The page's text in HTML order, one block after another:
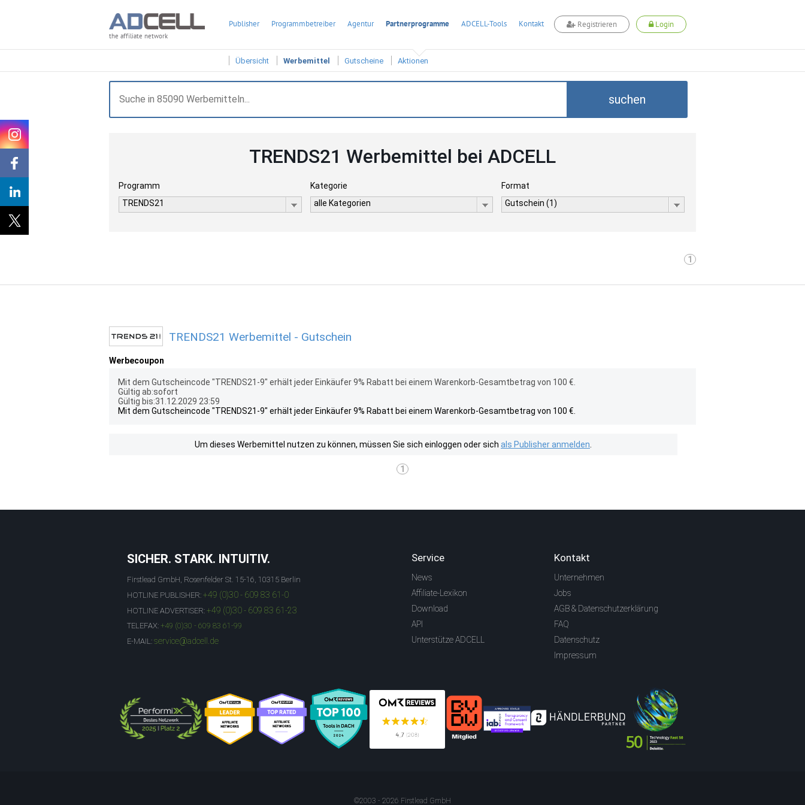
the affiliate network
Publisher Programmbetreiber Agentur Partnerprogramme ADCELL-Tools Kontakt Registrieren Login
Übersicht Werbemittel Gutscheine Aktionen
suchen
TRENDS21 Werbemittel bei ADCELL
Programm
TRENDS21
Kategorie
alle Kategorien
Format
Gutschein (1)
1
TRENDS21 Werbemittel - Gutschein
Werbecoupon
Mit dem Gutscheincode "TRENDS21-9" erhält jeder Einkäufer 9% Rabatt bei einem Warenkorb-Gesamtbetrag von 100 €.
Gültig ab:sofort
Gültig bis:31.12.2029 23:59
Mit dem Gutscheincode "TRENDS21-9" erhält jeder Einkäufer 9% Rabatt bei einem Warenkorb-Gesamtbetrag von 100 €.
Um dieses Werbemittel nutzen zu können, müssen Sie sich einloggen oder sich als Publisher anmelden
1
SICHER. STARK. INTUITIV.
Firstlead GmbH, Rosenfelder St. 15-16, 10315 Berlin
HOTLINE PUBLISHER: +49 (0)30 - 609 83 61-0
HOTLINE ADVERTISER: +49 (0)30 - 609 83 61-23
TELEFAX: +49 (0)30 - 609 83 61-99
E-MAIL: service@adcell.de
Service
News
Affiliate-Lexikon
Download
API
Unterstütze ADCELL
Kontakt
Unternehmen
Jobs
AGB & Datenschutzerklärung
FAQ
Datenschutz
Impressum
©2003 - 2026 Firstlead GmbH